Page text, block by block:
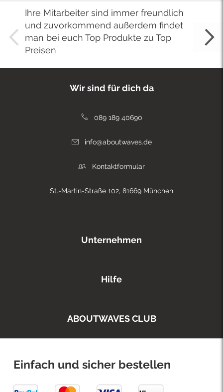
Ihre Mitarbeiter sind immer freundlich
und zuvorkommend außerdem findet
man bei euch Top Produkte zu Top
Preisen
Wir sind für dich da
089 189 40690
info@aboutwaves.de
Kontaktformular
St.-Martin-Straße 102, 81669 München
Unternehmen
Hilfe
ABOUTWAVES CLUB
Einfach und sicher bestellen